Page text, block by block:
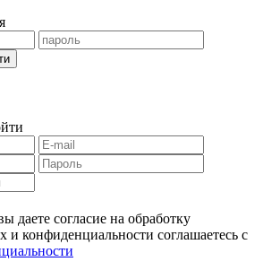
даете согласие на обработку
и конфиденциальности соглашаетесь с